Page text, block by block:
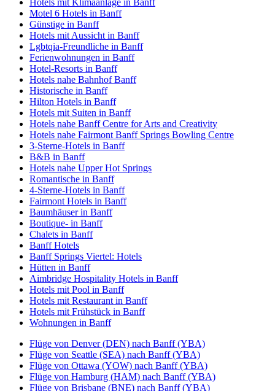
Motel 6 Hotels in Banff
Günstige in Banff
Hotels mit Aussicht in Banff
Lgbtqia-Freundliche in Banff
Ferienwohnungen in Banff
Hotel-Resorts in Banff
Hotels nahe Bahnhof Banff
Historische in Banff
Hilton Hotels in Banff
Hotels mit Suiten in Banff
Hotels nahe Banff Centre for Arts and Creativity
Hotels nahe Fairmont Banff Springs Bowling Centre
3-Sterne-Hotels in Banff
B&B in Banff
Hotels nahe Upper Hot Springs
Romantische in Banff
4-Sterne-Hotels in Banff
Fairmont Hotels in Banff
Baumhäuser in Banff
Boutique- in Banff
Chalets in Banff
Banff Hotels
Banff Springs Viertel: Hotels
Hütten in Banff
Aimbridge Hospitality Hotels in Banff
Hotels mit Pool in Banff
Hotels mit Restaurant in Banff
Hotels mit Frühstück in Banff
Wohnungen in Banff
Flüge von Denver (DEN) nach Banff (YBA)
Flüge von Seattle (SEA) nach Banff (YBA)
Flüge von Ottawa (YOW) nach Banff (YBA)
Flüge von Hamburg (HAM) nach Banff (YBA)
Flüge von Brisbane (BNE) nach Banff (YBA)